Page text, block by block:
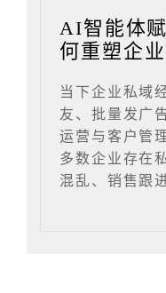
AI智能体
何重塑企
当下企业私域
友、批量发广
运营与客户管
多数企业存在
混乱、销售跟